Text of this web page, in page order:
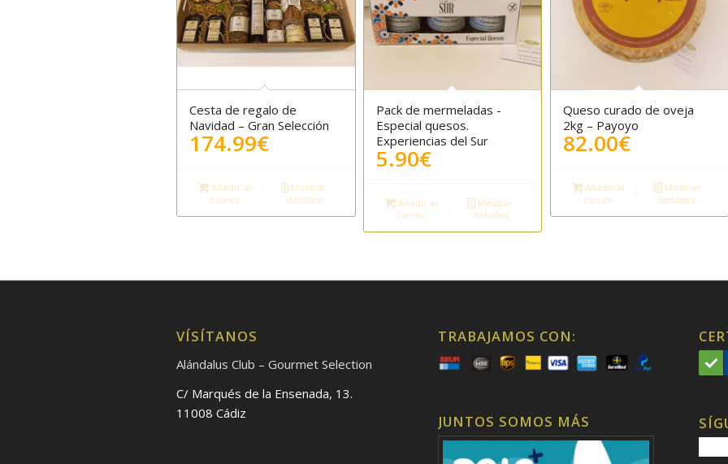
Cesta de regalo de
Navidad – Gran Selección
174.99€
Añadir al
carrito
Mostrar
detalles
Pack de mermeladas -
Especial quesos.
Experiencias del Sur
5.90€
Añadir al
carrito
Mostrar
detalles
Queso curado de oveja
2kg – Payoyo
82.00€
Añadir al
carrito
Mostrar
detalles
VÍSÍTANOS
Alándalus Club – Gourmet Selection
C/ Marqués de la Ensenada, 13.
11008 Cádiz
TRABAJAMOS CON:
JUNTOS SOMOS MÁS